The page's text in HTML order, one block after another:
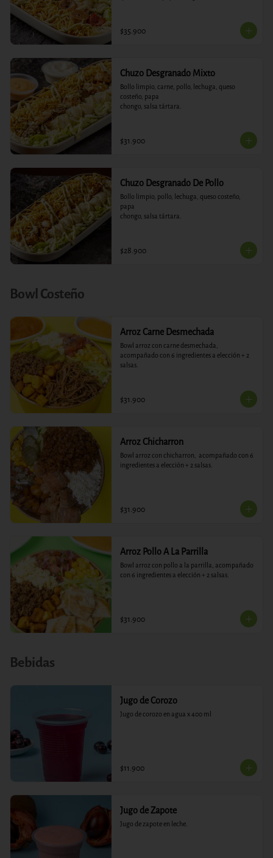
$35.900
Chuzo Desgranado Mixto
Bollo limpio, carne, pollo, lechuga, queso
costeño, papa
chongo, salsa tártara.
$31.900
Chuzo Desgranado De Pollo
Bollo limpio, pollo, lechuga, queso costeño,
papa
chongo, salsa tártara.
$28.900
Bowl Costeño
Arroz Carne Desmechada
Bowl arroz con carne desmechada,
acompañado con 6 ingredientes a elección + 2
salsas.
$31.900
Arroz Chicharron
Bowl arroz con chicharron,  acompañado con 6
ingredientes a elección + 2 salsas.
$31.900
Arroz Pollo A La Parrilla
Bowl arroz con pollo a la parrilla, acompañado
con 6 ingredientes a elección + 2 salsas.
$31.900
Bebidas
Jugo de Corozo
Jugo de corozo en agua x 400 ml
$11.900
Jugo de Zapote
Jugo de zapote en leche.